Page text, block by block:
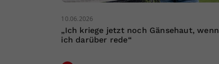
10.06.2026
„Ich kriege jetzt noch Gänsehaut, wenn
ich darüber rede“